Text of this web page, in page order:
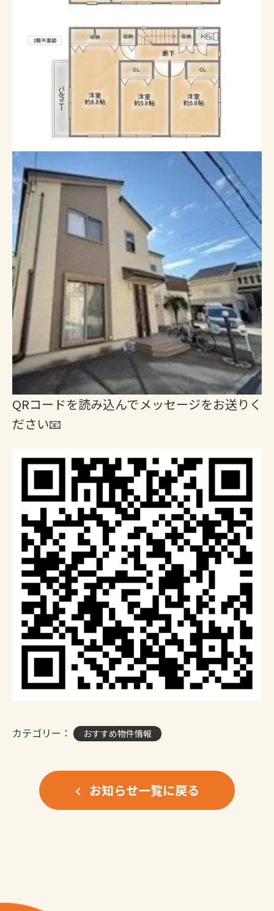
QRコードを読み込んでメッセージをお送りく
ださい📧
カテゴリー： おすすめ物件情報
お知らせ一覧に戻る